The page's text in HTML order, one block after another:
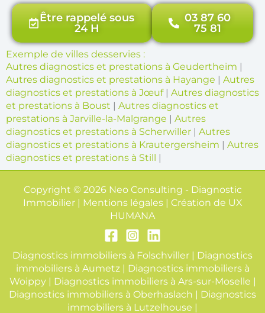
Être rappelé sous
24 H
03 87 60
75 81
Exemple de villes desservies :
Autres diagnostics et prestations à Geudertheim |
Autres diagnostics et prestations à Hayange | Autres
diagnostics et prestations à Jœuf| Autres diagnostics
et prestations à Boust | Autres diagnostics et
prestations à Jarville-la-Malgrange | Autres
diagnostics et prestations à Scherwiller | Autres
diagnostics et prestations à Krautergersheim | Autres
diagnostics et prestations à Still |
Copyright © 2026 Neo Consulting - Diagnostic
Immobilier | Mentions légales | Création de UX
HUMANA
Diagnostics immobiliers à Folschviller | Diagnostics
immobiliers à Aumetz| Diagnostics immobiliers à
Woippy| Diagnostics immobiliers à Ars-sur-Moselle |
Diagnostics immobiliers à Oberhaslach | Diagnostics
immobiliers à Lutzelhouse |